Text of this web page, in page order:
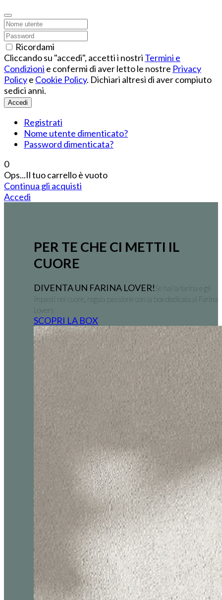
Ricordami
Cliccando su "accedi", accetti i nostri Termini e
Condizioni e confermi di aver letto le nostre Privacy
Policye Cookie Policy. Dichiari altresì di aver compiuto
sedici anni.
Accedi
Registrati
Nome utente dimenticato?
Password dimenticata?
0
Ops...Il tuo carrello è vuoto
Continua gli acquisti
Accedi
PER TE CHE CI METTI IL
CUORE
DIVENTA UN FARINA LOVER!Se hai la farina e gli
impasti nel cuore, regala passione con la box dedicata ai Farina
Lovers
SCOPRI LA BOX